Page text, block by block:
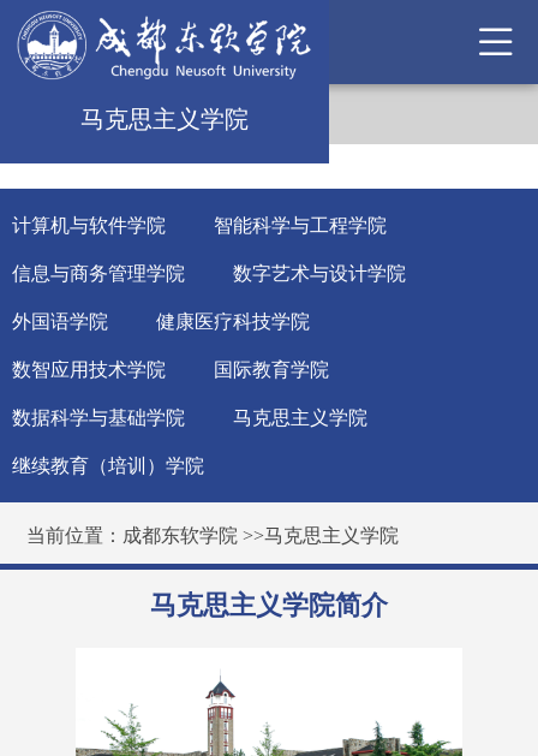
马克思主义学院
计算机与软件学院 智能科学与工程学院
信息与商务管理学院 数字艺术与设计学院
外国语学院 健康医疗科技学院
数智应用技术学院 国际教育学院
数据科学与基础学院 马克思主义学院
继续教育（培训）学院
当前位置： 成都东软学院 >>马克思主义学院
马克思主义学院简介